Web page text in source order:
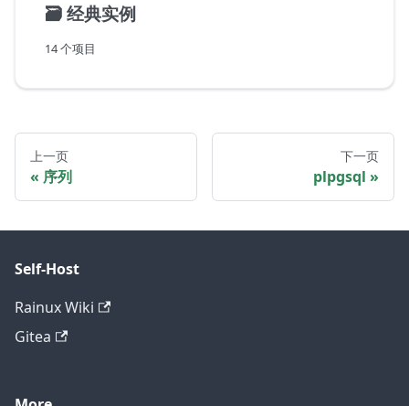
🗃️经典实例
14 个项目
上一页
序列
下一页
plpgsql
Self-Host
Rainux Wiki
Gitea